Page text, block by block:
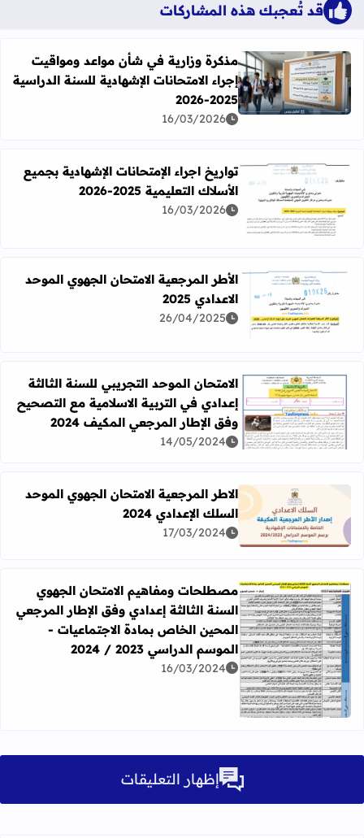
قد تُعجبك هذه المشاركات
اقرأ المزيد عن مذكرة وزارية في شأن مواعد ومواقيت إجراء
مذكرة وزارية في شأن مواعد ومواقيت
إجراء الامتحانات الإشهادية للسنة الدراسية
2025-2026
16/03/2026
اقرأ المزيد عن تواريخ اجراء الإمتحانات الإشهادية بجميع الأسلاك
تواريخ اجراء الإمتحانات الإشهادية بجميع
الأسلاك التعليمية 2025-2026
16/03/2026
اقرأ المزيد عن الأطر المرجعية الامتحان الجهوي الموحد الاعدادي
الأطر المرجعية الامتحان الجهوي الموحد
الاعدادي 2025
26/04/2025
اقرأ المزيد عن الامتحان الموحد التجريبي للسنة الثالثة
الامتحان الموحد التجريبي للسنة الثالثة
إعدادي في التربية الاسلامية مع التصحيح
وفق الإطار المرجعي المكيف 2024
14/05/2024
اقرأ المزيد عن الاطر المرجعية الامتحان الجهوي الموحد السلك
الاطر المرجعية الامتحان الجهوي الموحد
السلك الإعدادي 2024
17/03/2024
اقرأ المزيد عن مصطلحات ومفاهيم الامتحان الجهوي السنة
مصطلحات ومفاهيم الامتحان الجهوي
السنة الثالثة إعدادي وفق الإطار المرجعي
المحين الخاص بمادة الاجتماعيات -
الموسم الدراسي 2023 / 2024
16/03/2024
إظهار التعليقات